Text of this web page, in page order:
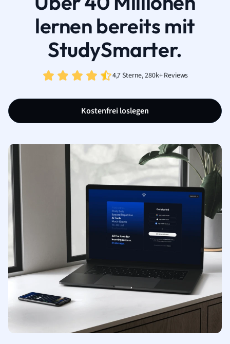
lernen bereits mit
StudySmarter.
4,7 Sterne, 280k+ Reviews
Kostenfrei loslegen